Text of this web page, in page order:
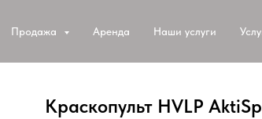
Продажа Аренда Наши услуги
Краскопульт HVLP